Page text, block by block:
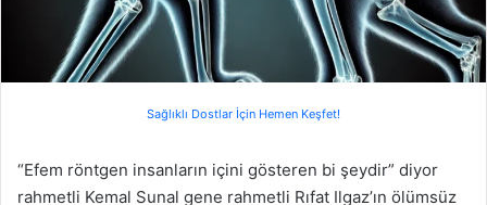
Sağlıklı Dostlar İçin Hemen Keşfet!
“Efem röntgen insanların içini gösteren bi şeydir” diyor
rahmetli Kemal Sunal gene rahmetli Rıfat Ilgaz’ın ölümsüz